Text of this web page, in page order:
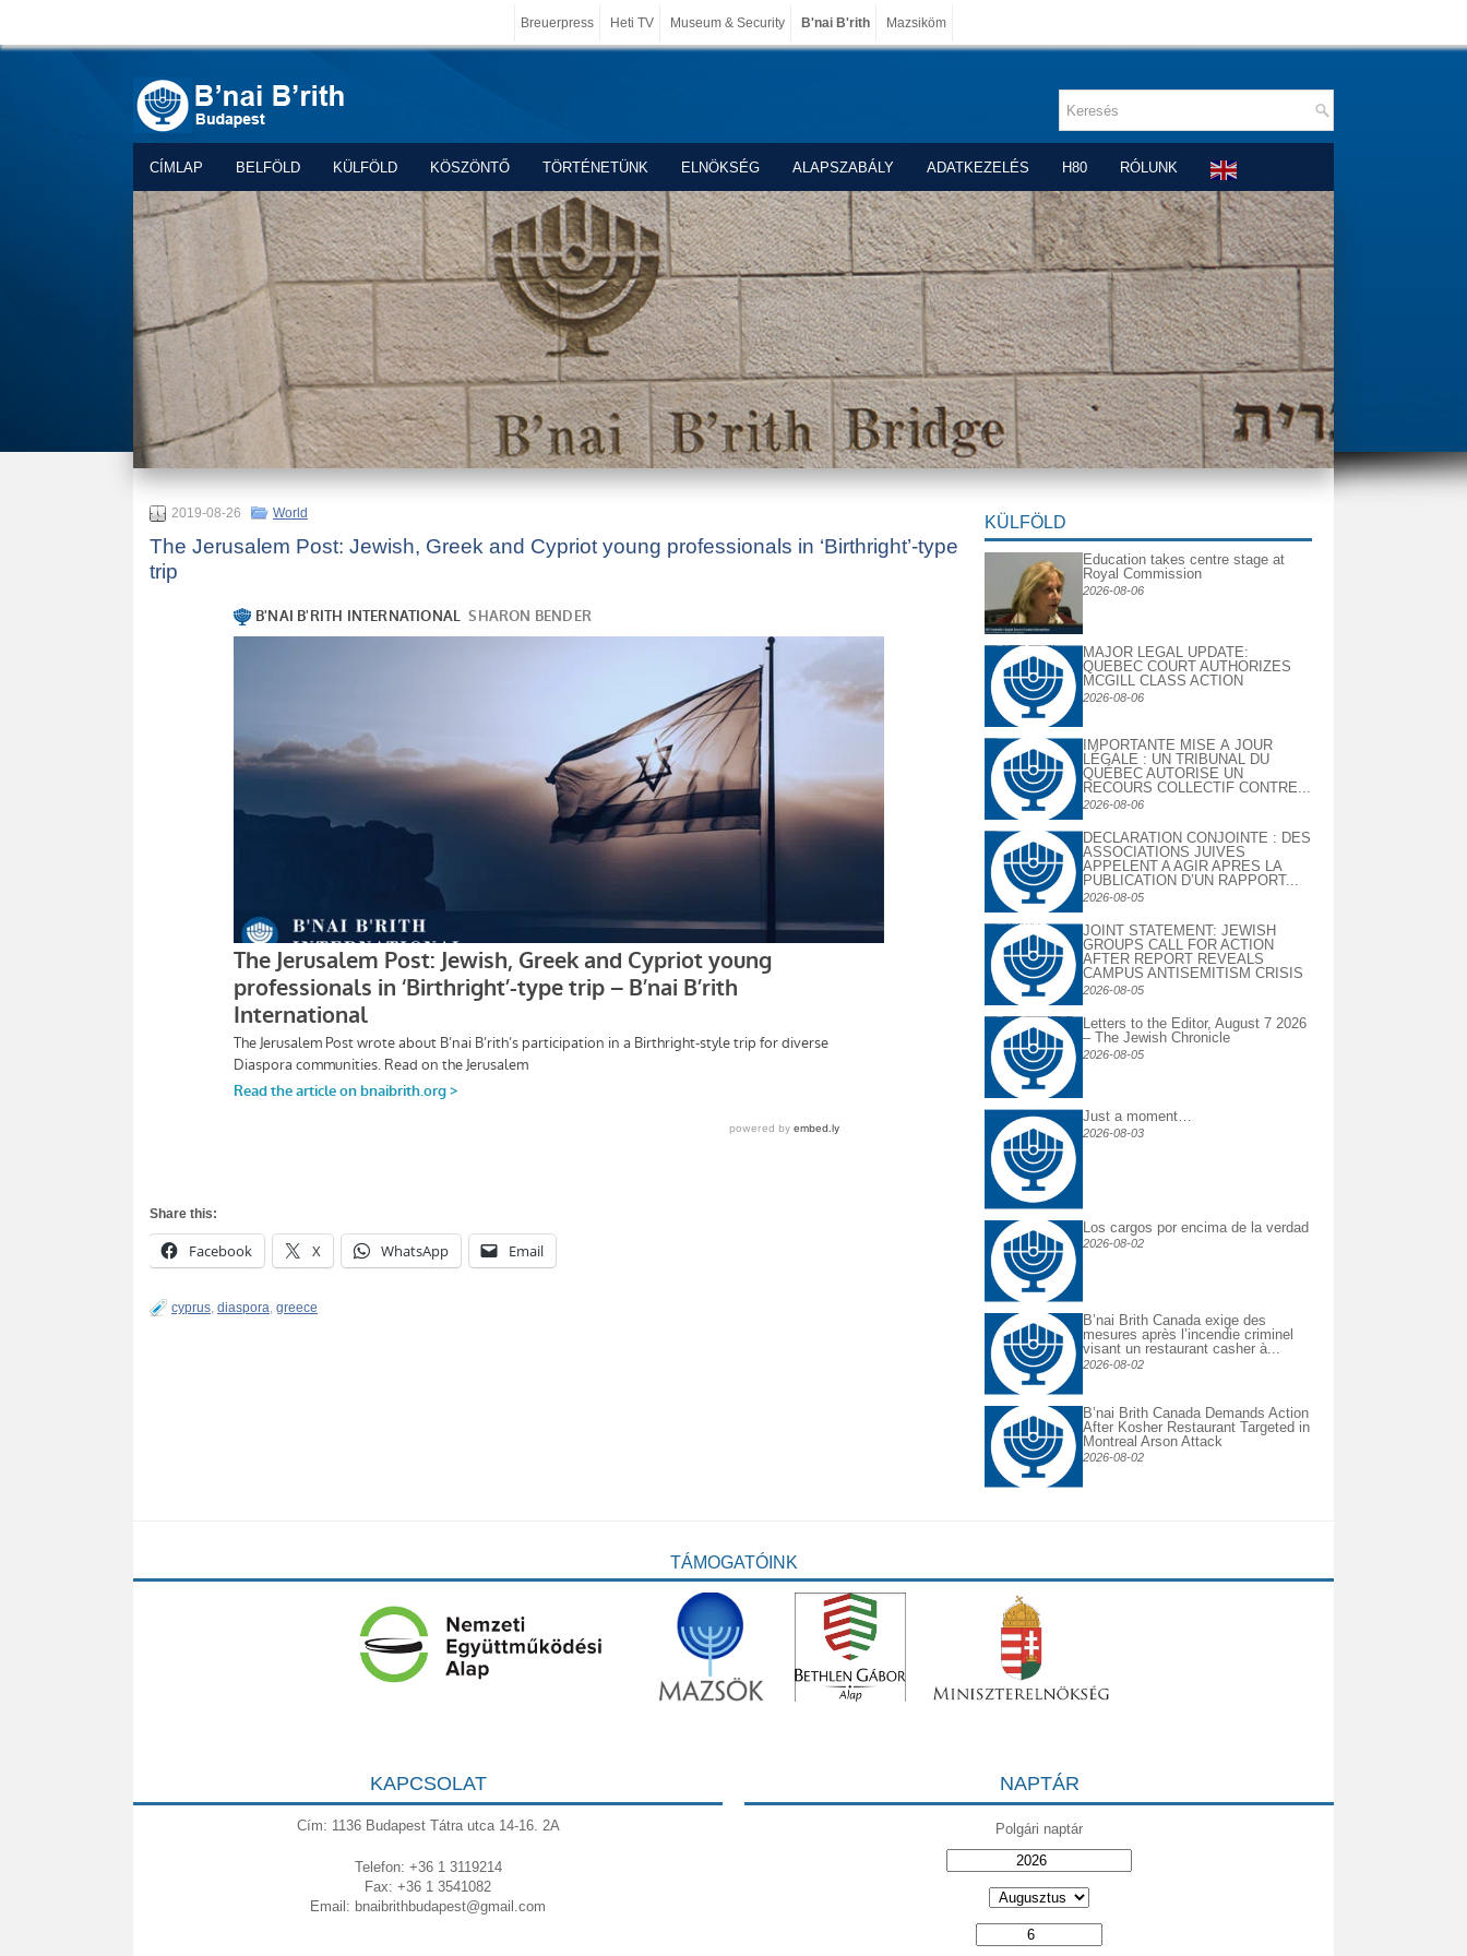
Breuerpress Heti TV Museum & Security B'nai B'rith Mazsiköm
CÍMLAP BELFÖLD KÜLFÖLD KÖSZÖNTŐ TÖRTÉNETÜNK ELNÖKSÉG ALAPSZABÁLY ADATKEZELÉS H80 RÓLUNK
2019-08-26 World
The Jerusalem Post: Jewish, Greek and Cypriot young professionals in ‘Birthright’-type
trip
Share this:
Facebook X WhatsApp Email
cyprus, diaspora, greece
KÜLFÖLD
Education takes centre stage at
Royal Commission
2026-08-06
MAJOR LEGAL UPDATE:
QUEBEC COURT AUTHORIZES
MCGILL CLASS ACTION
2026-08-06
IMPORTANTE MISE À JOUR
LÉGALE : UN TRIBUNAL DU
QUÉBEC AUTORISE UN
RECOURS COLLECTIF CONTRE...
2026-08-06
DECLARATION CONJOINTE : DES
ASSOCIATIONS JUIVES
APPELENT A AGIR APRES LA
PUBLICATION D’UN RAPPORT...
2026-08-05
JOINT STATEMENT: JEWISH
GROUPS CALL FOR ACTION
AFTER REPORT REVEALS
CAMPUS ANTISEMITISM CRISIS
2026-08-05
Letters to the Editor, August 7 2026
– The Jewish Chronicle
2026-08-05
Just a moment…
2026-08-03
Los cargos por encima de la verdad
2026-08-02
B’nai Brith Canada exige des
mesures après l’incendie criminel
visant un restaurant casher à...
2026-08-02
B’nai Brith Canada Demands Action
After Kosher Restaurant Targeted in
Montreal Arson Attack
2026-08-02
TÁMOGATÓINK
KAPCSOLAT
Cím: 1136 Budapest Tátra utca 14-16. 2A
Telefon: +36 1 3119214
Fax: +36 1 3541082
Email: bnaibrithbudapest@gmail.com
NAPTÁR
Polgári naptár